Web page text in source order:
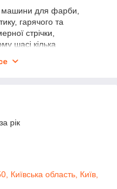
машини для фарби,
гарячого та
стрічки,
шасі кілька
групи розміткових
середніх розмірів на
середні та великі на
від малих
рік
область, Київ,